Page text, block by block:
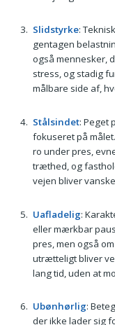
Slidstyrke:
gentagen
også mennesker,
stress, og stadig
målbare side af,
Stålsindet: Peget
fokuseret på
ro under pres,
træthed, og
vejen bliver
Uafladelig:
eller mærkbar
pres, men også
utrætteligt bliver
lang tid, uden at
Ubønhørlig:
der ikke lader sig